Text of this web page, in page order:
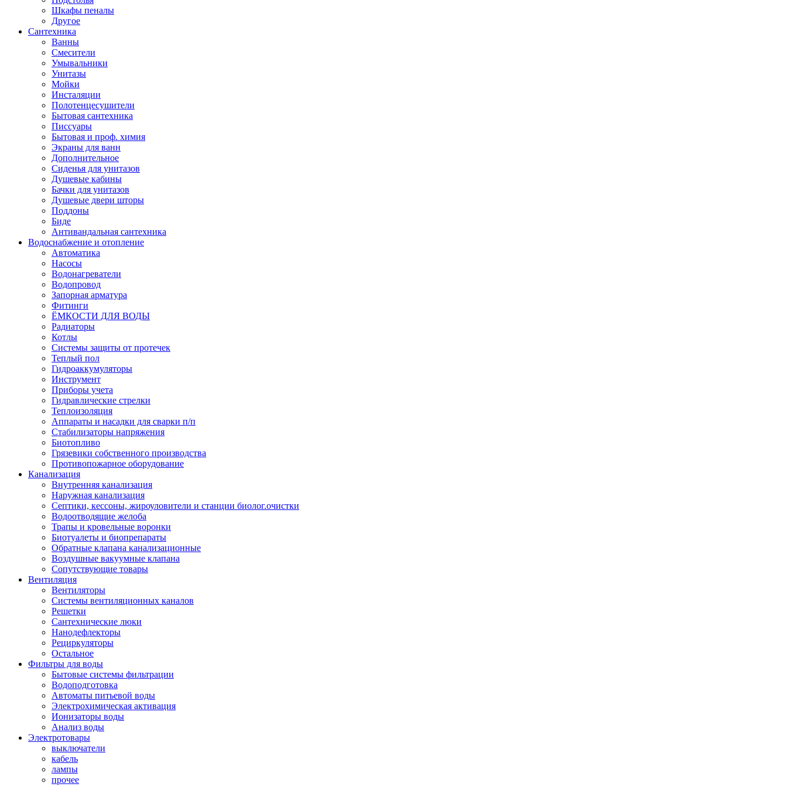
Шкафы пеналы
Другое
Сантехника
Ванны
Смесители
Умывальники
Унитазы
Мойки
Инсталяции
Полотенцесушители
Бытовая сантехника
Писсуары
Бытовая и проф. химия
Экраны для ванн
Дополнительное
Сиденья для унитазов
Душевые кабины
Бачки для унитазов
Душевые двери шторы
Поддоны
Биде
Антивандальная сантехника
Водоснабжение и отопление
Автоматика
Насосы
Водонагреватели
Водопровод
Запорная арматура
Фитинги
ЁМКОСТИ ДЛЯ ВОДЫ
Радиаторы
Котлы
Системы защиты от протечек
Теплый пол
Гидроаккумуляторы
Инструмент
Приборы учета
Гидравлические стрелки
Теплоизоляция
Аппараты и насадки для сварки п/п
Стабилизаторы напряжения
Биотопливо
Грязевики собственного производства
Противопожарное оборудование
Канализация
Внутренняя канализация
Наружная канализация
Септики, кессоны, жироуловители и станции биолог.очистки
Водоотводящие желоба
Трапы и кровельные воронки
Биотуалеты и биопрепараты
Обратные клапана канализационные
Воздушные вакуумные клапана
Сопутствующие товары
Вентиляция
Вентиляторы
Системы вентиляционных каналов
Решетки
Сантехнические люки
Нанодефлекторы
Рециркуляторы
Остальное
Фильтры для воды
Бытовые системы фильтрации
Водоподготовка
Автоматы питьевой воды
Электрохимическая активация
Ионизаторы воды
Анализ воды
Электротовары
выключатели
кабель
лампы
прочее